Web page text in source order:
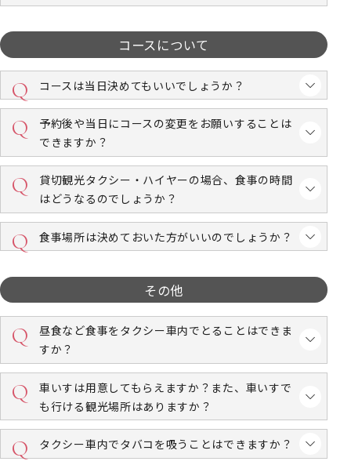
コースについて
コースは当日決めてもいいでしょうか？
予約後や当日にコースの変更をお願いすることは
できますか？
貸切観光タクシー・ハイヤーの場合、食事の時間
はどうなるのでしょうか？
食事場所は決めておいた方がいいのでしょうか？
その他
昼食など食事をタクシー車内でとることはできま
すか？
車いすは用意してもらえますか？また、車いすで
も行ける観光場所はありますか？
タクシー車内でタバコを吸うことはできますか？